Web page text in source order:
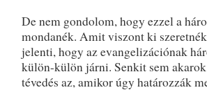
De nem gondolom, hogy ezzel a
mondanék. Amit viszont ki
jelenti, hogy az evangelizációnak
külön-külön járni. Senkit sem
tévedés az, amikor úgy határozzák